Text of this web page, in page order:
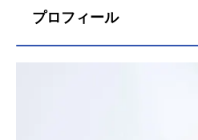
プロフィール